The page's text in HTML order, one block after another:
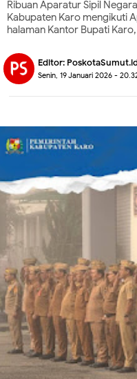
Ribuan Aparatur Sipil
Kabupaten Karo mengikuti
halaman Kantor Bupati Karo,
Editor:
Senin, 19 Januari 2026 -